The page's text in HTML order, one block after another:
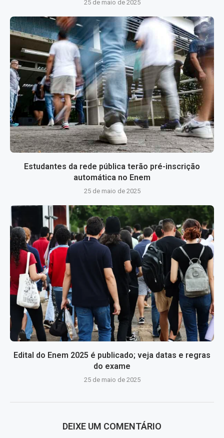
25 de maio de 2025
Estudantes da rede pública terão pré-inscrição
automática no Enem
25 de maio de 2025
Edital do Enem 2025 é publicado; veja datas e regras
do exame
25 de maio de 2025
DEIXE UM COMENTÁRIO